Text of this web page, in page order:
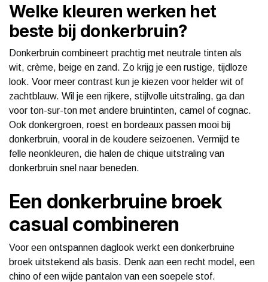
Welke kleuren werken het
beste bij donkerbruin?
Donkerbruin combineert prachtig met neutrale tinten als
wit, crème, beige en zand. Zo krijg je een rustige, tijdloze
look. Voor meer contrast kun je kiezen voor helder wit of
zachtblauw. Wil je een rijkere, stijlvolle uitstraling, ga dan
voor ton-sur-ton met andere bruintinten, camel of cognac.
Ook donkergroen, roest en bordeaux passen mooi bij
donkerbruin, vooral in de koudere seizoenen. Vermijd te
felle neonkleuren, die halen de chique uitstraling van
donkerbruin snel naar beneden.
Een donkerbruine broek
casual combineren
Voor een ontspannen daglook werkt een donkerbruine
broek uitstekend als basis. Denk aan een recht model, een
chino of een wijde pantalon van een soepele stof.